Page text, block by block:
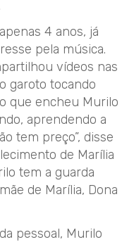
4 anos, já
pela música.
vídeos nas
garoto tocando
que encheu Murilo
aprendendo a
tem preço”, disse
de Marília
tem a guarda
de Marília, Dona
pessoal, Murilo